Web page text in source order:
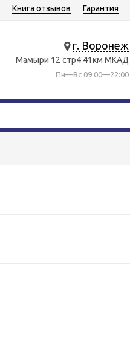
Книга отзывов Гарантия
г. Воронеж
Мамыри 12 стр4 41км МКАД
Пн—Вс 09:00—22:00